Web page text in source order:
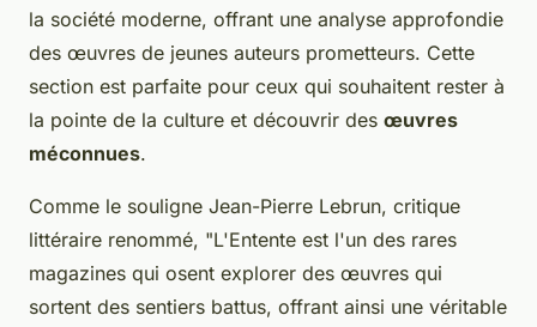
la société moderne, offrant une analyse approfondie
des œuvres de jeunes auteurs prometteurs. Cette
section est parfaite pour ceux qui souhaitent rester à
la pointe de la culture et découvrir des œuvres
méconnues.
Comme le souligne Jean-Pierre Lebrun, critique
littéraire renommé, "L'Entente est l'un des rares
magazines qui osent explorer des œuvres qui
sortent des sentiers battus, offrant ainsi une véritable